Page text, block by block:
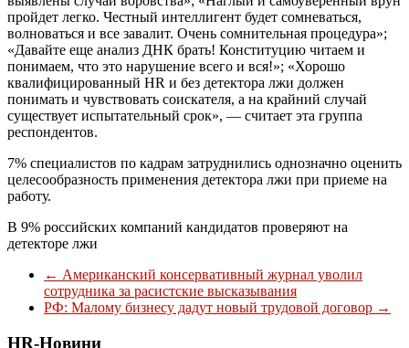
пройдет легко. Честный интеллигент будет сомневаться,
волноваться и все завалит. Очень сомнительная процедура»;
«Давайте еще анализ ДНК брать! Конституцию читаем и
понимаем, что это нарушение всего и вся!»; «Хорошо
квалифицированный HR и без детектора лжи должен
понимать и чувствовать соискателя, а на крайний случай
существует испытательный срок», — считает эта группа
респондентов.
7% специалистов по кадрам затруднились однозначно оценить
целесообразность применения детектора лжи при приеме на
работу.
В 9% российских компаний кандидатов проверяют на
детекторе лжи
← Американский консервативный журнал уволил
сотрудника за расистские высказывания
РФ: Малому бизнесу дадут новый трудовой договор →
HR-Новини